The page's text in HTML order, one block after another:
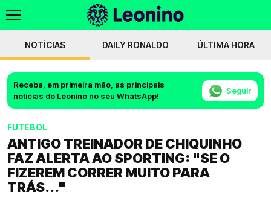
NOTÍCIAS DAILY RONALDO ÚLTIMA HORA
Receba, em primeira mão, as principais
notícias do Leonino no seu WhatsApp!
Seguir
FUTEBOL
ANTIGO TREINADOR DE CHIQUINHO
FAZ ALERTA AO SPORTING: "SE O
FIZEREM CORRER MUITO PARA
TRÁS..."